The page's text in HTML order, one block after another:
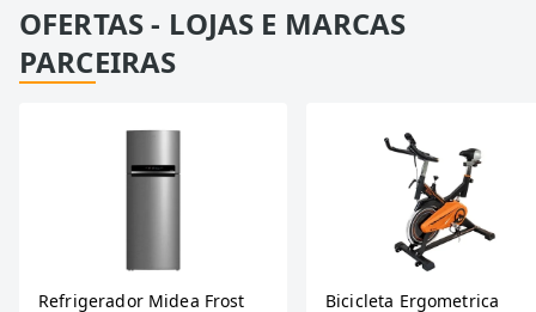
OFERTAS - LOJAS E MARCAS
PARCEIRAS
Refrigerador Midea Frost
Bicicleta Ergometrica